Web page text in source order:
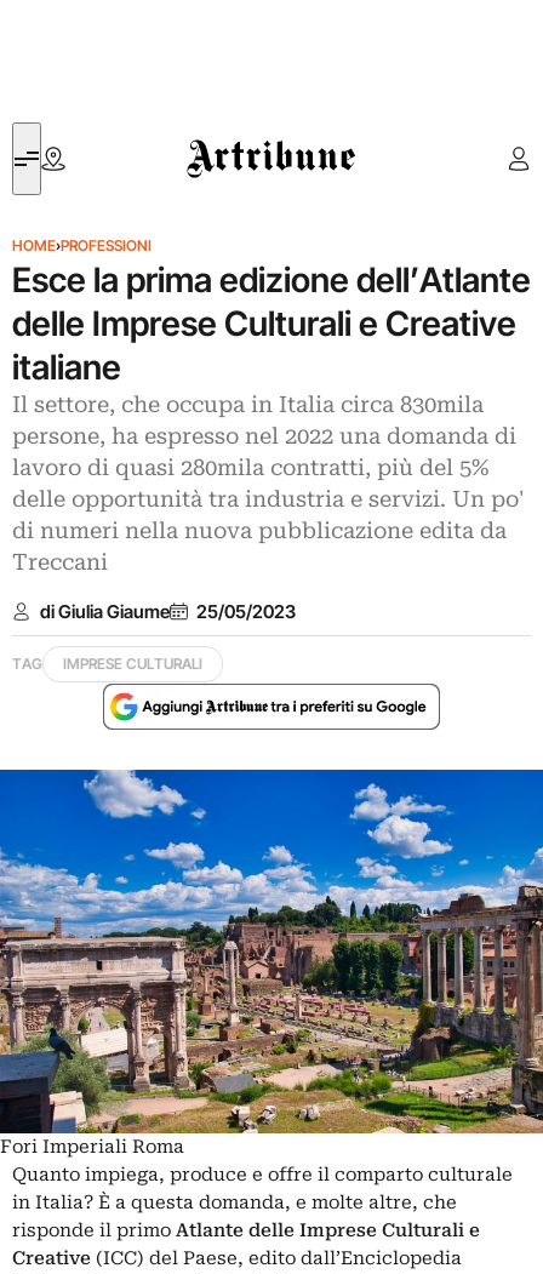
Artribune
HOME›PROFESSIONI
Esce la prima edizione dell’Atlante
delle Imprese Culturali e Creative
italiane
Il settore, che occupa in Italia circa 830mila
persone, ha espresso nel 2022 una domanda di
lavoro di quasi 280mila contratti, più del 5%
delle opportunità tra industria e servizi. Un po'
di numeri nella nuova pubblicazione edita da
Treccani
di Giulia Giaume 25/05/2023
TAG IMPRESE CULTURALI
Fori Imperiali Roma
Quanto impiega, produce e offre il comparto culturale
in Italia? È a questa domanda, e molte altre, che
risponde il primo Atlante delle Imprese Culturali e
Creative (ICC) del Paese, edito dall’Enciclopedia